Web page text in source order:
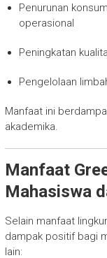
Penurunan
operasional
Peningkatan
Pengelolaan
Manfaat ini
akademika.
Manfaat
Mahasiswa
Selain manfaat
dampak positif bagi
lain: